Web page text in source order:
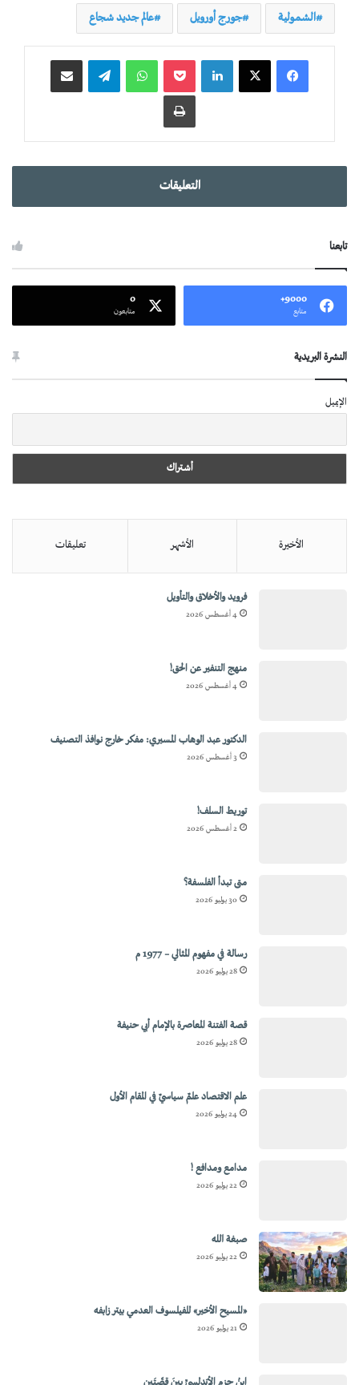
الشمولية جورج أورويل عالم جديد شجاع
واتساب
التعليقات
تابعنا
9000+
متابع
0
متابعون
النشرة البريدية
الإيميل
الأخيرة الأشهر تعليقات
فرويد والأخلاق والتأويل
4 أغسطس 2026
منهج التنفير عن الحق!
4 أغسطس 2026
الدكتور عبد الوهاب المسيري: مفكر خارج نوافذ التصنيف
3 أغسطس 2026
توريط السلف!
2 أغسطس 2026
متى تبدأ الفلسفة؟
30 يوليو 2026
رسالة في مفهوم المثالي – 1977 م
28 يوليو 2026
قصة الفتنة المعاصرة بالإمام أبي حنيفة
28 يوليو 2026
علم الاقتصاد علمٌ سياسيٌ في المقام الأول
24 يوليو 2026
مدامع ومدافع !
22 يوليو 2026
صبغة الله
22 يوليو 2026
«المسيح الأخير» للفيلسوف العدمي بيتر زابفه
21 يوليو 2026